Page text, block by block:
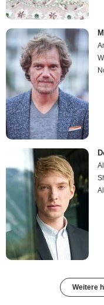
Weitere